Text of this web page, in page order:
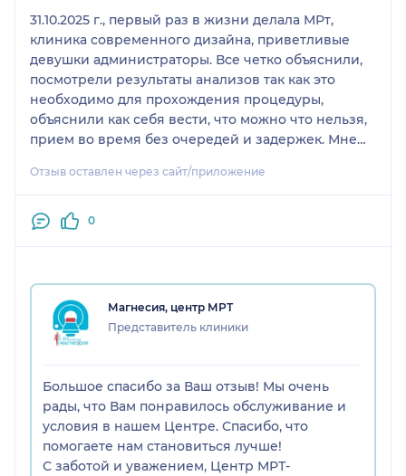
31.10.2025 г., первый раз в жизни делала МРт,
клиника современного дизайна, приветливые
девушки администраторы. Все четко объяснили,
посмотрели результаты анализов так как это
необходимо для прохождения процедуры,
объяснили как себя вести, что можно что нельзя,
прием во время без очередей и задержек. Мне
Вам не дай Бог придется все же делать МРТ,
Отзыв оставлен через сайт/приложение
0
Магнесия, центр МРТ
Представитель клиники
Большое спасибо за Ваш отзыв! Мы очень
рады, что Вам понравилось обслуживание и
условия в нашем Центре. Спасибо, что
помогаете нам становиться лучше!
С заботой и уважением, Центр МРТ-